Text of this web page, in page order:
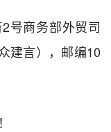
号商务部外贸司
建言），邮编10